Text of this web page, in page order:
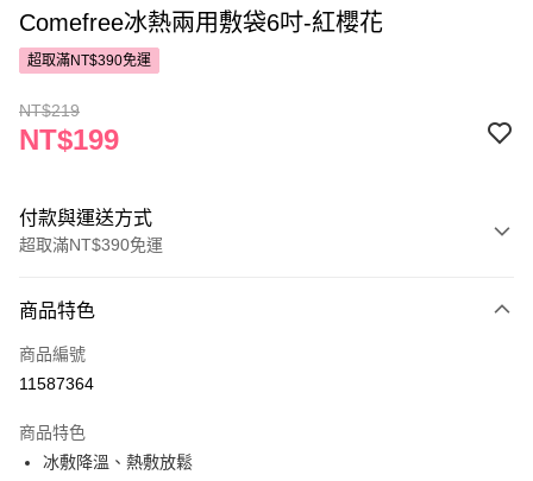
Comefree冰熱兩用敷袋6吋-紅櫻花
超取滿NT$390免運
NT$219
NT$199
付款與運送方式
超取滿NT$390免運
POYA支付
信用卡一次付款
LINE Pay
商品特色
商品編號
11587364
商品特色
冰敷降溫、熱敷放鬆